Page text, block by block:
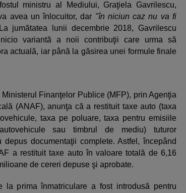
ministru al Mediului, Graţiela Gavrilescu,
avea un înlocuitor, dar "în niciun caz nu va fi
jumătatea lunii decembrie 2018, Gavrilescu
variantă a noii contribuţii care urma să
actuală, iar până la găsirea unei formule finale
Finanţelor Publice (MFP), prin Agenţia
(ANAF), anunţa că a restituit taxe auto (taxa
taxa pe poluare, taxa pentru emisiile
sau timbrul de mediu) tuturor
documentaţii complete. Astfel, începând
a restituit taxe auto în valoare totală de 6,16
de cereri depuse şi aprobate.
la prima înmatriculare a fost introdusă pentru